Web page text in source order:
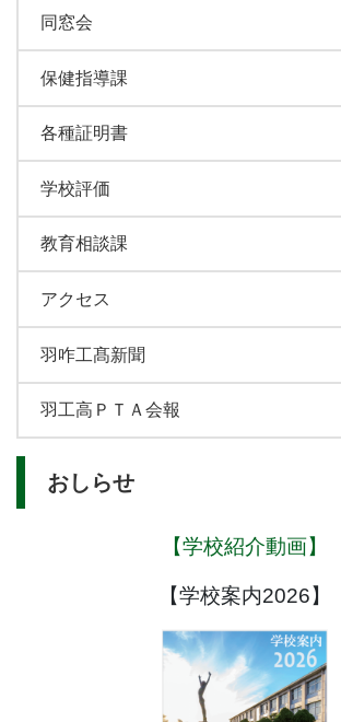
同窓会
保健指導課
各種証明書
学校評価
教育相談課
アクセス
羽咋工髙新聞
羽工高ＰＴＡ会報
おしらせ
【学校紹介動画】
【学校案内2026】